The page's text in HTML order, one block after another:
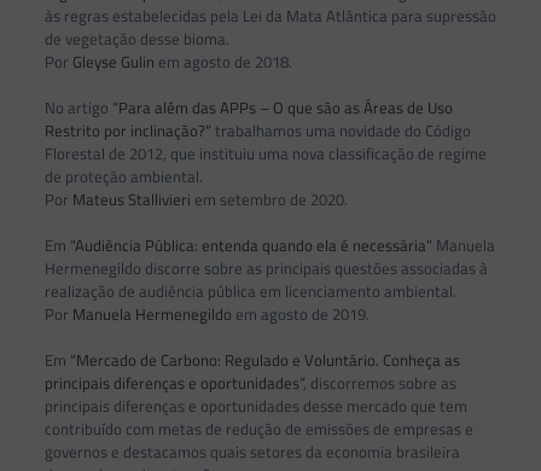
às regras estabelecidas pela Lei da Mata Atlântica para supressão
de vegetação desse bioma.
Por Gleyse Gulin em agosto de 2018.
No artigo “Para além das APPs – O que são as Áreas de Uso
Restrito por inclinação?” trabalhamos uma novidade do Código
Florestal de 2012, que instituiu uma nova classificação de regime
de proteção ambiental.
Por Mateus Stallivieri em setembro de 2020.
Em “Audiência Pública: entenda quando ela é necessária” Manuela
Hermenegildo discorre sobre as principais questões associadas à
realização de audiência pública em licenciamento ambiental.
Por Manuela Hermenegildo em agosto de 2019.
Em “Mercado de Carbono: Regulado e Voluntário. Conheça as
principais diferenças e oportunidades”, discorremos sobre as
principais diferenças e oportunidades desse mercado que tem
contribuído com metas de redução de emissões de empresas e
governos e destacamos quais setores da economia brasileira